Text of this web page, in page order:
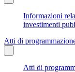
Informazioni
investimenti
Atti di
Atti di